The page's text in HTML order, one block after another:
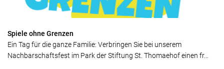
Spiele ohne Grenzen
Ein Tag für die ganze Familie: Verbringen Sie bei unserem
Nachbarschaftsfest im Park der Stiftung St. Thomaehof einen fr...